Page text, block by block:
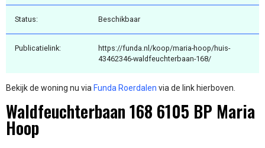
Status: Beschikbaar
Publicatielink:
https://funda.nl/koop/maria-hoop/huis-
43462346-waldfeuchterbaan-168/
Bekijk de woning nu via Funda Roerdalen via de link hierboven.
Waldfeuchterbaan 168 6105 BP Maria
Hoop